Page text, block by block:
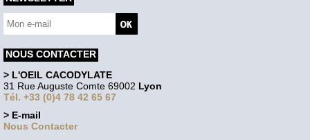
NOUS CONTACTER
> L'OEIL CACODYLATE
31 Rue Auguste Comte 69002 Lyon
Tél. +33 (0)4 78 42 65 67
> E-mail
Nous Contacter